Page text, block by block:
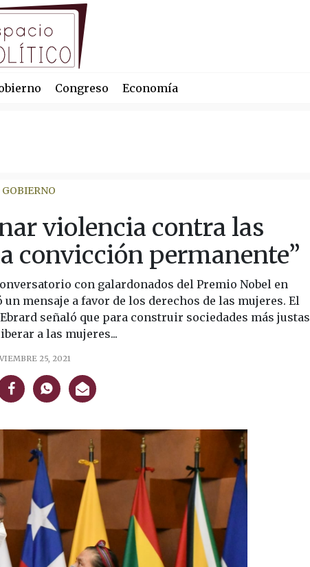
Congreso Economía
GOBIERNO
violencia contra las
convicción permanente”
con galardonados del Premio Nobel en
mensaje a favor de los derechos de las mujeres. El
señaló que para construir sociedades más justas
a las mujeres...
25, 2021